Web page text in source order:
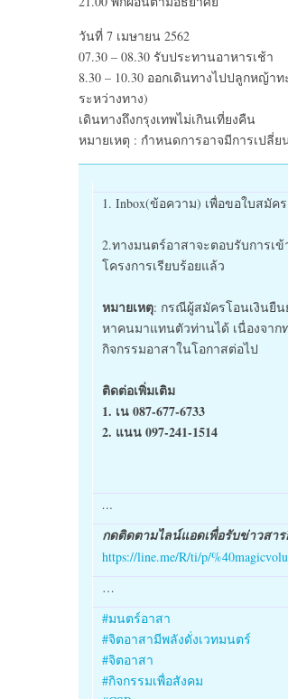
วันที่ 7 เมษายน 2562
07.30 – 08.30 รับประทานอาหารเช้า
8.30 – 10.30 ออกเดินทางไปปลูกหญ้
ระหว่างทาง)
เดินทางถึงกรุงเทพไม่เกินเที่ยงคืน
หมายเหตุ : กำหนดการอาจมีการเปลี่
1. Inbox(ข้อความ) เพื่อขอใบสมัค
2.ทางมนตร์อาสาจะตอบรับการเ
โครงการเรียบร้อยแล้ว
หมายเหตุ: กรณีผู้สมัครโอนเงินยื
หาคนมาแทนตัวท่านได้ เนื่องจา
กิจกรรมอาสาในโอกาสต่อไป
ติดต่อเพิ่มเติม
1. เน 087-677-6733
2. แนน 097-241-1514
…
กดติดตามไลน์แอดเพื่อรับข่าวสาร
https://line.me/R/ti/p/
…
#มนตร์อาสา
#จิตอาสามีพลังดั่งเวทมนตร์
#จิตอาสา
#กิจกรรมเพื่อสังคม